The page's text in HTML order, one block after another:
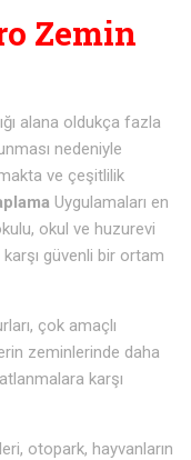
Zemin
alana oldukça fazla
nedeniyle
ve çeşitlilik
Uygulamaları en
okul ve huzurevi
güvenli bir ortam
çok amaçlı
zeminlerinde daha
karşı
otopark, hayvanların